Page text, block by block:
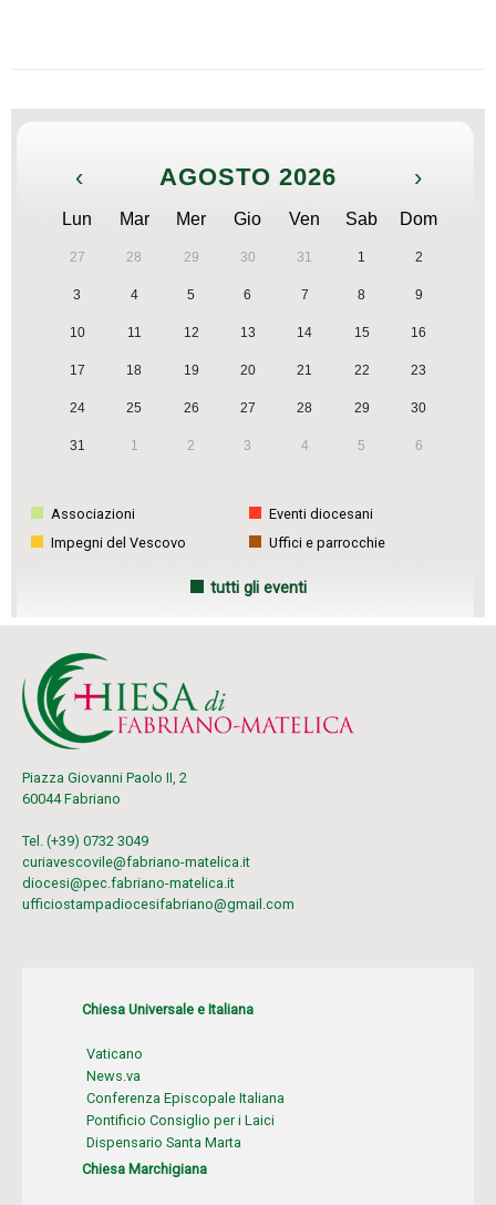
‹ AGOSTO 2026 ›
Lun Mar Mer Gio Ven Sab Dom
27 28 29 30 31 1 2
3 4 5 6 7 8 9
10 11 12 13 14 15 16
17 18 19 20 21 22 23
24 25 26 27 28 29 30
31 1 2 3 4 5 6
Associazioni
Eventi diocesani
Impegni del Vescovo
Uffici e parrocchie
tutti gli eventi
Piazza Giovanni Paolo II, 2
60044 Fabriano
Tel. (+39) 0732 3049
curiavescovile@fabriano-matelica.it
diocesi@pec.fabriano-matelica.it
ufficiostampadiocesifabriano@gmail.com
Chiesa Universale e Italiana
Vaticano
News.va
Conferenza Episcopale Italiana
Pontificio Consiglio per i Laici
Dispensario Santa Marta
Chiesa Marchigiana